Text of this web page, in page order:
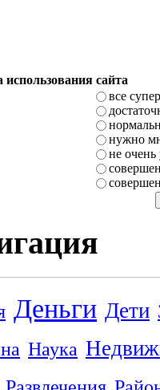
сайта
все супер
нужно
не очень
Деньги Дети
Наука